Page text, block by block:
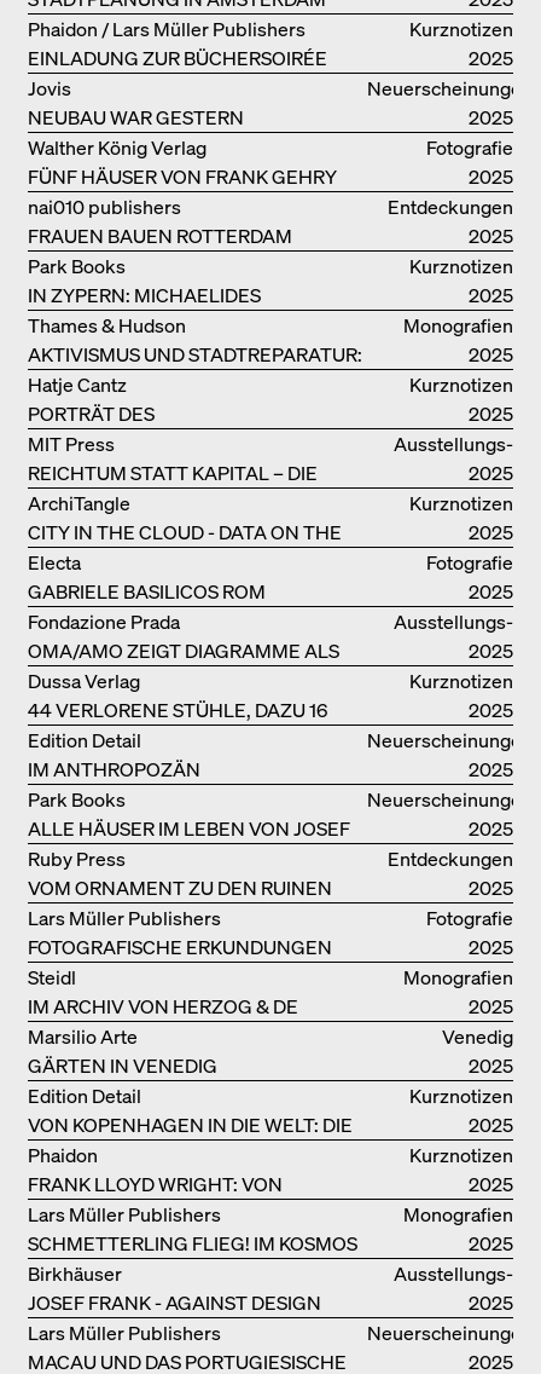
Kurznotizen
EINLADUNG ZUR BÜCHERSOIRÉE
Phaidon / Lars Müller Publishers
2025
Neuerscheinungen
NEUBAU WAR GESTERN
Jovis
2025
Fotografie
FÜNF HÄUSER VON FRANK GEHRY
Walther König Verlag
2025
Entdeckungen
FRAUEN BAUEN ROTTERDAM
nai010 publishers
2025
Kurznotizen
IN ZYPERN: MICHAELIDES
RESIDENCE
Park Books
2025
Monografien
AKTIVISMUS UND STADTREPARATUR:
ASSEMBLE
Thames & Hudson
2025
Kurznotizen
PORTRÄT DES
PRODUKTIONSGEBÄUDES THE PLUS
DER BJARKE INGELS GROUP
Hatje Cantz
2025
Ausstellungs­
kataloge
REICHTUM STATT KAPITAL – DIE
ARCHITEKTUR VON ANUPAMA
KUNDOO
MIT Press
2025
Kurznotizen
CITY IN THE CLOUD - DATA ON THE
GROUND
ArchiTangle
2025
Fotografie
GABRIELE BASILICOS ROM
Electa
2025
Ausstellungs­
kataloge
OMA/AMO ZEIGT DIAGRAMME ALS
NARRATIVE DER ERKENNTNIS
Fondazione Prada
2025
Kurznotizen
44 VERLORENE STÜHLE, DAZU 16
SOFAS UND BÄNKE
Dussa Verlag
2025
Neuerscheinungen
IM ANTHROPOZÄN
Edition Detail
2025
Neuerscheinungen
ALLE HÄUSER IM LEBEN VON JOSEF
FRANK
Park Books
2025
Entdeckungen
VOM ORNAMENT ZU DEN RUINEN
DES ALLTAGS
Ruby Press
2025
Fotografie
FOTOGRAFISCHE ERKUNDUNGEN
VON DENISE SCOTT BROWN
Lars Müller Publishers
2025
Monografien
IM ARCHIV VON HERZOG & DE
MEURON
Steidl
2025
Venedig
GÄRTEN IN VENEDIG
Marsilio Arte
2025
Kurznotizen
VON KOPENHAGEN IN DIE WELT: DIE
BJARKE INGELS GROUP
Edition Detail
2025
Kurznotizen
FRANK LLOYD WRIGHT: VON
FALLINGWATER BIS ZUM ROBBIE
HOUSE
Phaidon
2025
Monografien
SCHMETTERLING FLIEG! IM KOSMOS
VON EOOS
Lars Müller Publishers
2025
Ausstellungs­
kataloge
JOSEF FRANK - AGAINST DESIGN
Birkhäuser
2025
Neuerscheinungen
MACAU UND DAS PORTUGIESISCHE
Lars Müller Publishers
2025